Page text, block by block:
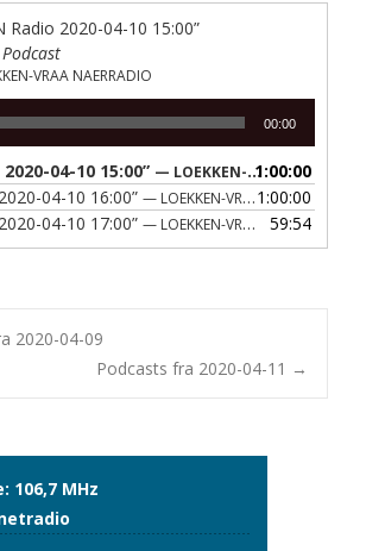
Radio 2020-04-10 15:00”
VRAA NAERRADIO
00:00
04-10 15:00” — LOEKKEN-VRAA NAERRADIO 1:00:00
04-10 16:00” — LOEKKEN-VRAA NAERRADIO
1:00:00
04-10 17:00” — LOEKKEN-VRAA NAERRADIO 59:54
2020-04-09
Podcasts fra 2020-04-11 →
106,7 MHz